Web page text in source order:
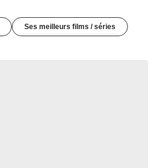
Ses meilleurs films / séries